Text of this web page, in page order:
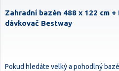
Zahradní bazén 488 x 122 cm
dávkovač Bestway
Pokud hledáte velký a pohodlný